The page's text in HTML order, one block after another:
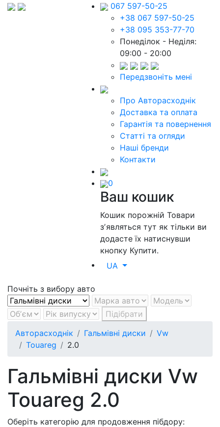
067 597-50-25
+38 067 597-50-25
+38 095 353-77-70
Понеділок - Неділя:
09:00 - 20:00
Передзвоніть мені
Про Авторасходнік
Доставка та оплата
Гарантія та повернення
Статті та огляди
Наші бренди
Контакти
0
Ваш кошик
Кошик порожнійТовари
зʼявляться тут як тільки ви
додасте їх натиснувши
кнопку Купити.
UA
Почніть з вибору авто
Підібрати
Авторасходнік
Гальмівні диски
Vw
Touareg
2.0
Гальмівні диски Vw
Touareg 2.0
Оберіть категорію для продовження пібдору: